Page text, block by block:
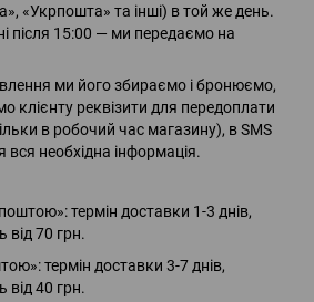
«Укрпошта» та інші) в той же день.
після 15:00 — ми передаємо на
ми його збираємо і бронюємо,
клієнту реквізити для передоплати
в робочий час магазину), в SMS
вся необхідна інформація.
термін доставки 1-3 днів,
від 70 грн.
термін доставки 3-7 днів,
від 40 грн.